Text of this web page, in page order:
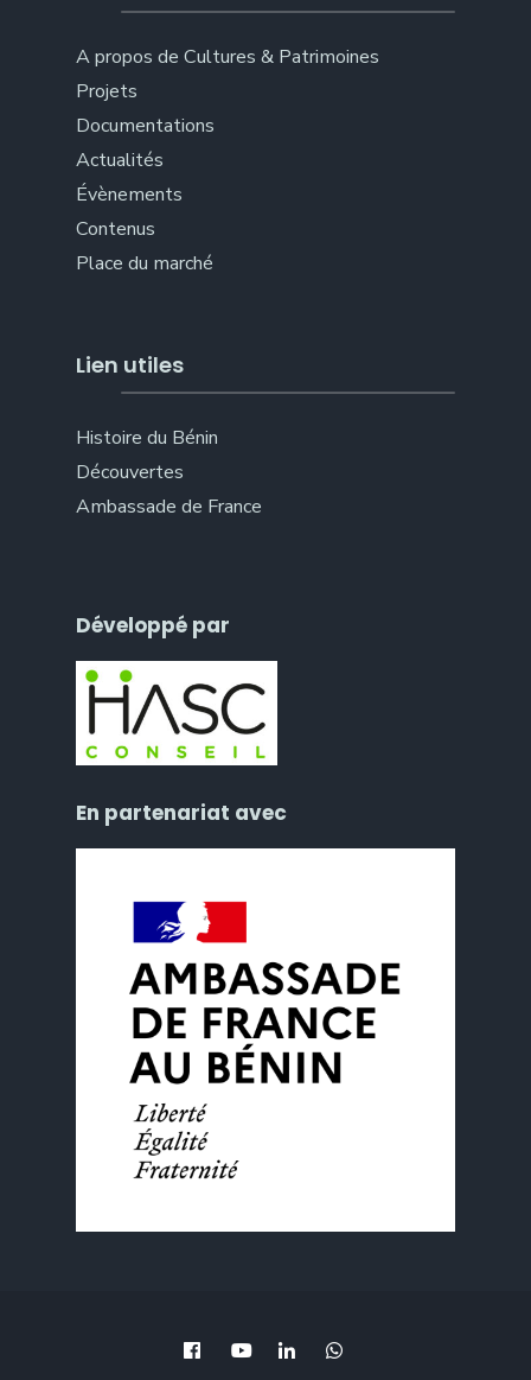
A propos de Cultures & Patrimoines
Projets
Documentations
Actualités
Évènements
Contenus
Place du marché
Lien utiles
Histoire du Bénin
Découvertes
Ambassade de France
Développé par
En partenariat avec